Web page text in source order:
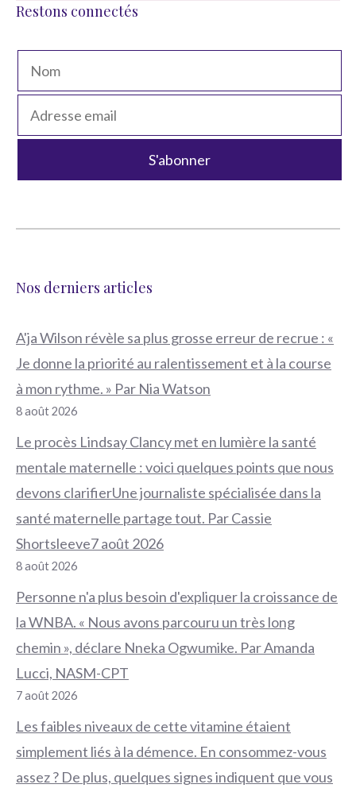
Restons connectés
Nos derniers articles
A'ja Wilson révèle sa plus grosse erreur de recrue : «
Je donne la priorité au ralentissement et à la course
à mon rythme. » Par Nia Watson
8 août 2026
Le procès Lindsay Clancy met en lumière la santé
mentale maternelle : voici quelques points que nous
devons clarifierUne journaliste spécialisée dans la
santé maternelle partage tout. Par Cassie
Shortsleeve7 août 2026
8 août 2026
Personne n'a plus besoin d'expliquer la croissance de
la WNBA. « Nous avons parcouru un très long
chemin », déclare Nneka Ogwumike. Par Amanda
Lucci, NASM-CPT
7 août 2026
Les faibles niveaux de cette vitamine étaient
simplement liés à la démence. En consommez-vous
assez ? De plus, quelques signes indiquent que vous